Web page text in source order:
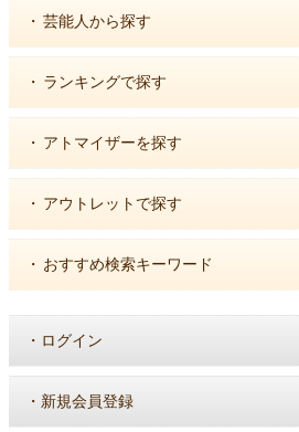
・ 芸能人から探す
・ ランキングで探す
・ アトマイザーを探す
・ アウトレットで探す
・ おすすめ検索キーワード
・ ログイン
・ 新規会員登録